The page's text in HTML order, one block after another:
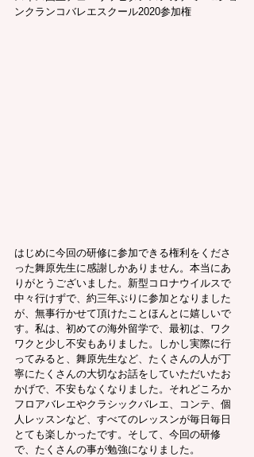
ンクランコバレエスクール2020参加権
はじめに今回の研修に参加できる権利をくださ
った舞原先生に感謝しかありません。本当にあ
りがとうございました。新型コロナウイルスで
中々行けずで、約三年ぶりに参加となりました
が、無事行かせて頂けたことほんとに嬉しいで
す。私は、初めての海外留学で、最初は、ワク
ワクと少し不安もありました。しかし実際に行
ってみると、舞原先生など、たくさんの人が丁
寧にたくさんの大切なお話をしていただいたお
かげで、不安もなくなりました。それどころか
フロアバレエやクラシックバレエ、コンテ、個
人レッスンなど、すべてのレッスンが毎日毎日
とても楽しかったです。そして、今回の研修
で、たくさんの事が勉強になりました。